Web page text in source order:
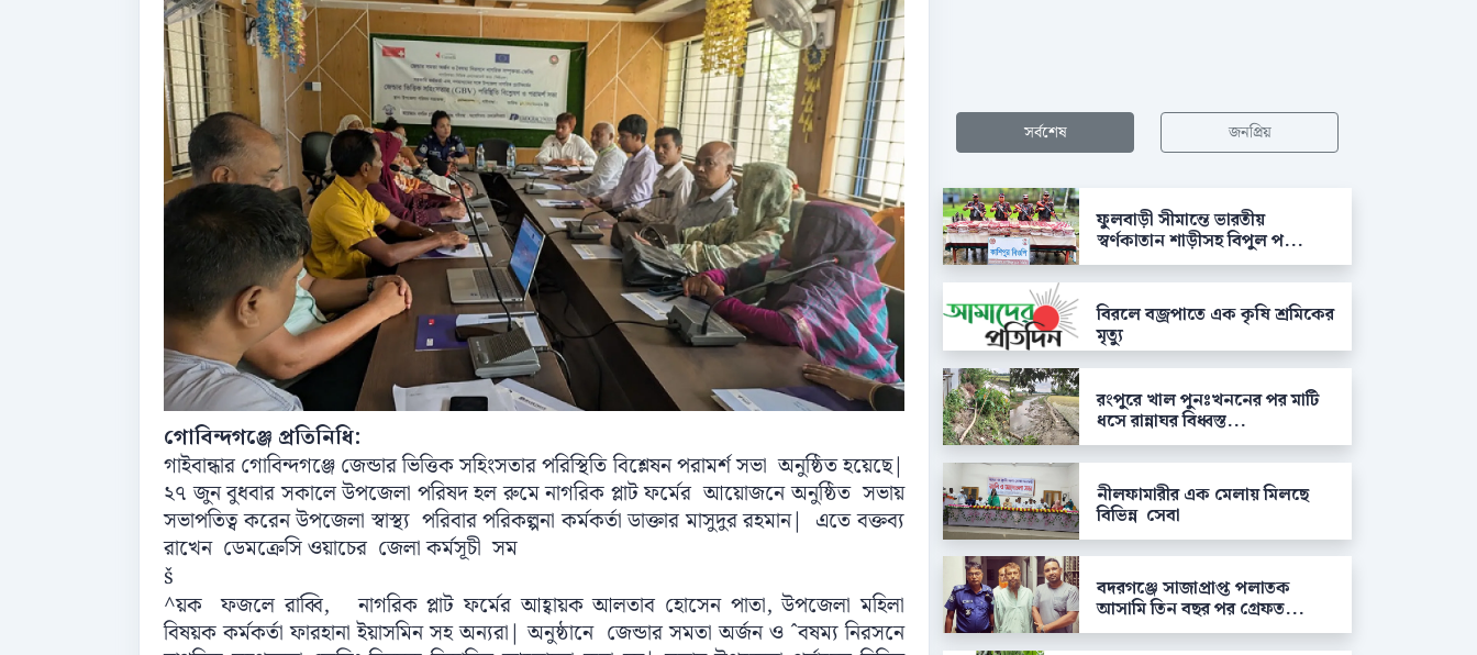
গোবিন্দগঞ্জে প্রতিনিধি:
গাইবান্ধার গোবিন্দগঞ্জে জেন্ডার ভিত্তিক সহিংসতার পরিস্থিতি বিশ্লেষন পরামর্শ সভা অনুষ্ঠিত হয়েছে|
২৭ জুন বুধবার সকালে উপজেলা পরিষদ হল রুমে নাগরিক প্লাট ফর্মের আয়োজনে অনুষ্ঠিত সভায়
সভাপতিত্ব করেন উপজেলা স্বাস্থ্য পরিবার পরিকল্পনা কর্মকর্তা ডাক্তার মাসুদুর রহমান| এতে বক্তব্য
রাখেন ডেমক্রেসি ওয়াচের জেলা কর্মসূচী সম
š
^য়ক ফজলে রাব্বি, নাগরিক প্লাট ফর্মের আহ্বায়ক আলতাব হোসেন পাতা, উপজেলা মহিলা
বিষয়ক কর্মকর্তা ফারহানা ইয়াসমিন সহ অন্যরা| অনুষ্ঠানে জেন্ডার সমতা অর্জন ও ˆবষম্য নিরসনে
সর্বশেষ জনপ্রিয়
ফুলবাড়ী সীমান্তে ভারতীয়
স্বর্ণকাতান শাড়ীসহ বিপুল প...
বিরলে বজ্রপাতে এক কৃষি শ্রমিকের
মৃত্যু
রংপুরে খাল পুনঃখননের পর মাটি
ধসে রান্নাঘর বিধ্বস্ত...
নীলফামারীর এক মেলায় মিলছে
বিভিন্ন সেবা
বদরগঞ্জে সাজাপ্রাপ্ত পলাতক
আসামি তিন বছর পর গ্রেফত...